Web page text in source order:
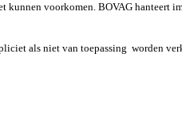
voorkomen. BOVAG hanteert
als niet van toepassing worden